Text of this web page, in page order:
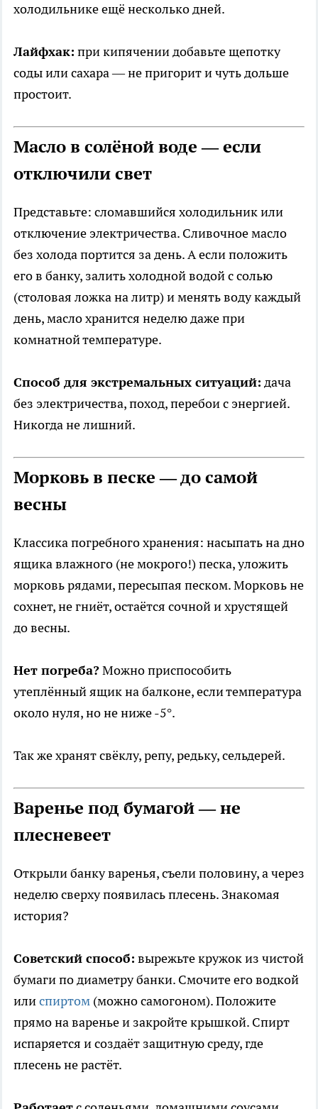
холодильнике ещё несколько дней.
Лайфхак: при кипячении добавьте щепотку
соды или сахара — не пригорит и чуть дольше
простоит.
Масло в солёной воде — если
отключили свет
Представьте: сломавшийся холодильник или
отключение электричества. Сливочное масло
без холода портится за день. А если положить
его в банку, залить холодной водой с солью
(столовая ложка на литр) и менять воду каждый
день, масло хранится неделю даже при
комнатной температуре.
Способ для экстремальных ситуаций: дача
без электричества, поход, перебои с энергией.
Никогда не лишний.
Морковь в песке — до самой
весны
Классика погребного хранения: насыпать на дно
ящика влажного (не мокрого!) песка, уложить
морковь рядами, пересыпая песком. Морковь не
сохнет, не гниёт, остаётся сочной и хрустящей
до весны.
Нет погреба?Можно приспособить
утеплённый ящик на балконе, если температура
около нуля, но не ниже -5°.
Так же хранят свёклу, репу, редьку, сельдерей.
Варенье под бумагой — не
плесневеет
Открыли банку варенья, съели половину, а через
неделю сверху появилась плесень. Знакомая
история?
Советский способ: вырежьте кружок из чистой
бумаги по диаметру банки. Смочите его водкой
илиспиртом (можно самогоном). Положите
прямо на варенье и закройте крышкой. Спирт
испаряется и создаёт защитную среду, где
плесень не растёт.